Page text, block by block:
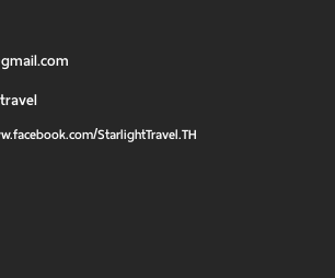
StarlightTravel.TH